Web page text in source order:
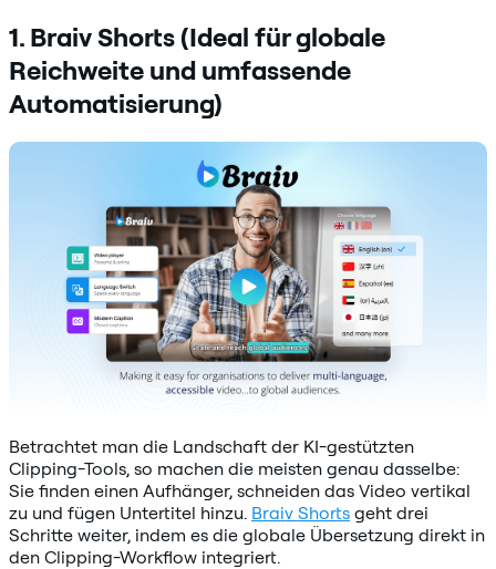
1. Braiv Shorts (Ideal für globale
Reichweite und umfassende
Automatisierung)
Betrachtet man die Landschaft der KI-gestützten
Clipping-Tools, so machen die meisten genau dasselbe:
Sie finden einen Aufhänger, schneiden das Video vertikal
zu und fügen Untertitel hinzu. Braiv Shorts geht drei
Schritte weiter, indem es die globale Übersetzung direkt in
den Clipping-Workflow integriert.